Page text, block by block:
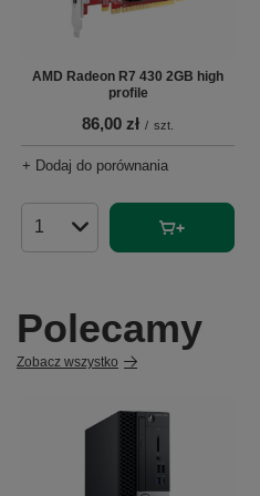
AMD Radeon R7 430 2GB high
profile
86,00 zł / szt.
+ Dodaj do porównania
Ilość produktów
Polecamy
Zobacz wszystko